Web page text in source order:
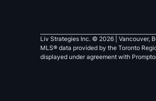
Liv Strategies Inc. © 2026 | Vancouver,
MLS® data provided by the Toronto
displayed under agreement with